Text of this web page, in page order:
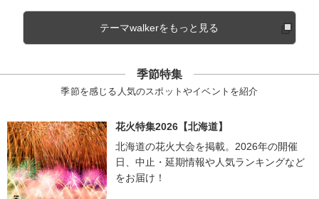
テーマwalkerをもっと見る
季節特集
季節を感じる人気のスポットやイベントを紹介
花火特集2026【北海道】
北海道の花火大会を掲載。2026年の開催
日、中止・延期情報や人気ランキングなど
をお届け！